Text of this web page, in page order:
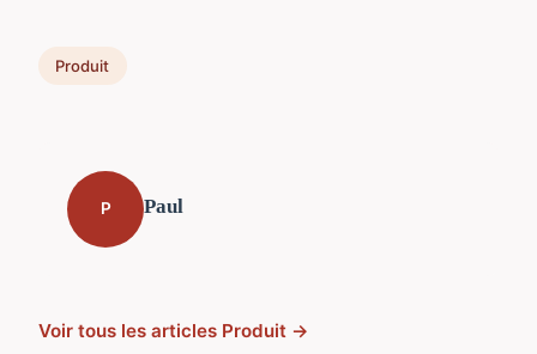
Produit
P Paul
Voir tous les articles Produit →